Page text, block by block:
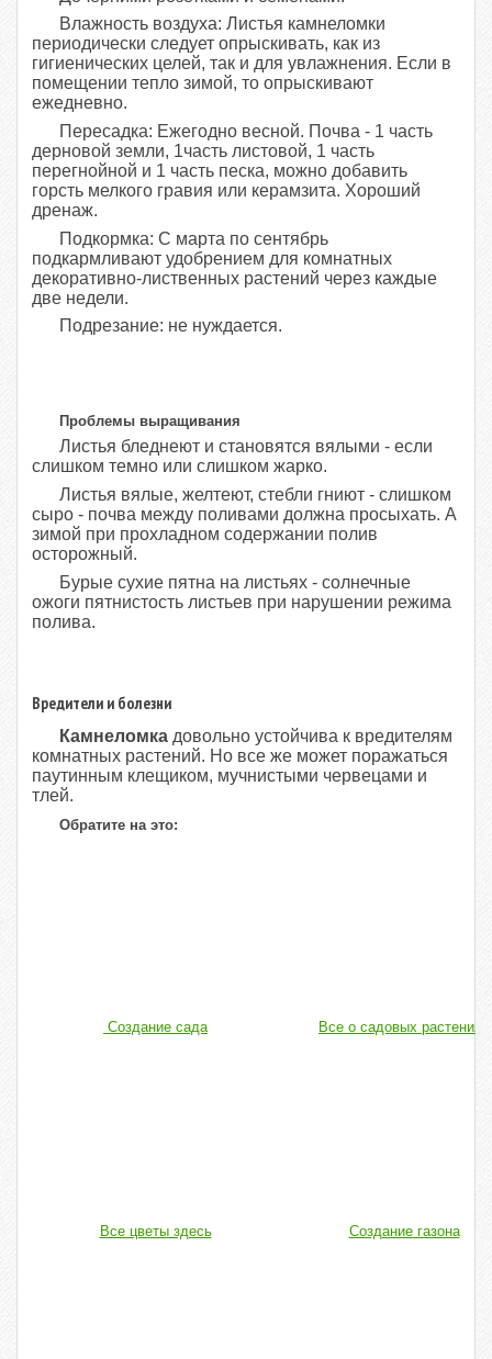
Влажность воздуха: Листья камнеломки
периодически следует опрыскивать, как из
гигиенических целей, так и для увлажнения. Если в
помещении тепло зимой, то опрыскивают
ежедневно.
Пересадка: Ежегодно весной. Почва - 1 часть
дерновой земли, 1часть листовой, 1 часть
перегнойной и 1 часть песка, можно добавить
горсть мелкого гравия или керамзита. Хороший
дренаж.
Подкормка: С марта по сентябрь
подкармливают удобрением для комнатных
декоративно-лиственных растений через каждые
две недели.
Подрезание: не нуждается.
Проблемы выращивания
Листья бледнеют и становятся вялыми - если
слишком темно или слишком жарко.
Листья вялые, желтеют, стебли гниют - слишком
сыро - почва между поливами должна просыхать. А
зимой при прохладном содержании полив
осторожный.
Бурые сухие пятна на листьях - солнечные
ожоги пятнистость листьев при нарушении режима
полива.
Вредители и болезни
Камнеломкадовольно устойчива к вредителям
комнатных растений. Но все же может поражаться
паутинным клещиком, мучнистыми червецами и
тлей.
Обратите на это:
Создание сада Все о садовых растениях
Все цветы здесь Создание газона